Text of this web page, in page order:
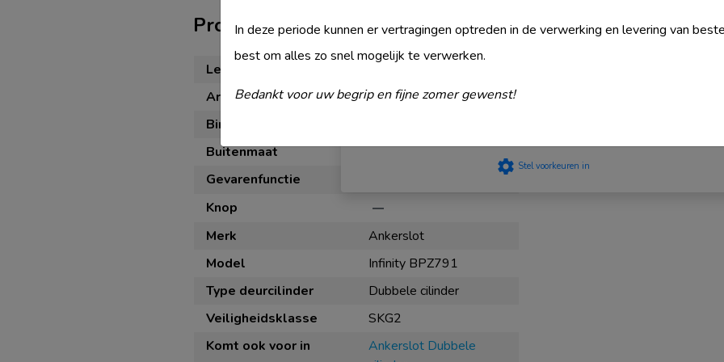
Productspecificaties
Levertijd
Artikelnummer
910000C5080NKLGFSKG2
Binnenmaat
Buitenmaat
80
Gevarenfunctie
Knop remove
Merk
Ankerslot
Model
Infinity BPZ791
Type deurcilinder
Dubbele cilinder
Veiligheidsklasse
SKG2
Komt ook voor in
Ankerslot Dubbele
In deze periode kunnen er vertragingen optreden in de verwerking en levering van
best om alles zo snel mogelijk te verwerken.
Bedankt voor uw begrip en fijne zomer gewenst!
Prestatie
Targeting
Niet geclassificeerd
settings Stel voorkeuren in